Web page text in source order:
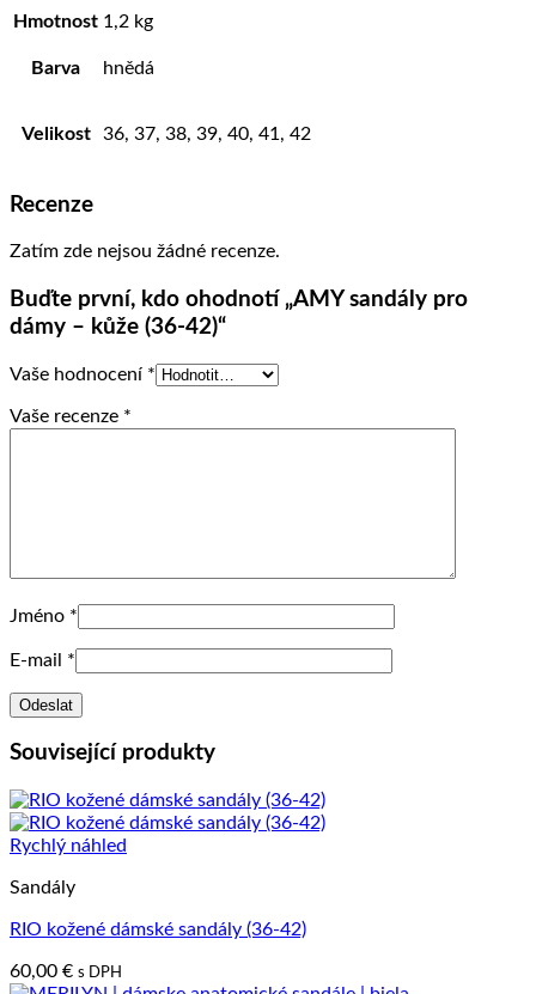
Hmotnost 1,2 kg
Barva hnědá
Velikost 36, 37, 38, 39, 40, 41, 42
Recenze
Zatím zde nejsou žádné recenze.
Buďte první, kdo ohodnotí „AMY sandály pro
dámy – kůže (36-42)“
Vaše hodnocení *
Vaše recenze *
Jméno *
E-mail *
Související produkty
Rychlý náhled
Sandály
RIO kožené dámské sandály (36-42)
60,00 € s DPH